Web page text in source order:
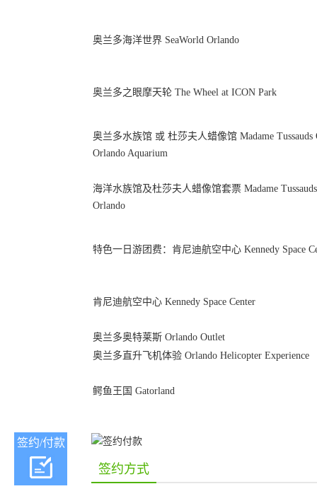
奥兰多海洋世界 SeaWorld Orlando
奥兰多之眼摩天轮 The Wheel at ICON Park
奥兰多水族馆 或 杜莎夫人蜡像馆 Madame
Orlando Aquarium
海洋水族馆及杜莎夫人蜡像馆套票 Madame
Orlando
特色一日游团费：肯尼迪航空中心 Kennedy Space
肯尼迪航空中心 Kennedy Space Center
奥兰多奥特莱斯 Orlando Outlet
奥兰多直升飞机体验 Orlando Helicopter Experience
鳄鱼王国 Gatorland
签约/付款
签约方式